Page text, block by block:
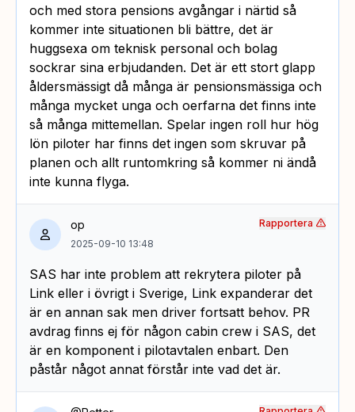
och med stora pensions avgångar i närtid så
kommer inte situationen bli bättre, det är
huggsexa om teknisk personal och bolag
sockrar sina erbjudanden. Det är ett stort glapp
åldersmässigt då många är pensionsmässiga och
många mycket unga och oerfarna det finns inte
så många mittemellan. Spelar ingen roll hur hög
lön piloter har finns det ingen som skruvar på
planen och allt runtomkring så kommer ni ändå
inte kunna flyga.
op
2025-09-10 13:48
SAS har inte problem att rekrytera piloter på
Link eller i övrigt i Sverige, Link expanderar det
är en annan sak men driver fortsatt behov. PR
avdrag finns ej för någon cabin crew i SAS, det
är en komponent i pilotavtalen enbart. Den
påstår något annat förstår inte vad det är.
Rapportera